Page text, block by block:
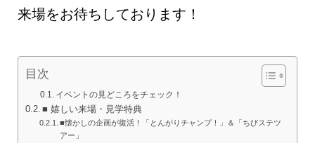
来場をお待ちしております！
目次
イベントの見どころをチェック！
■ 嬉しい来場・見学特典
■懐かしの企画が復活！「とんがりチャンプ！」＆「ちびステツ
アー」